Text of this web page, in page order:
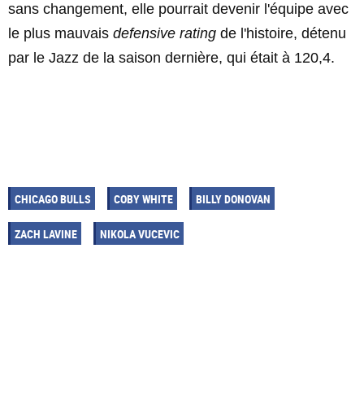
sans changement, elle pourrait devenir l'équipe avec
le plus mauvais defensive rating de l'histoire, détenu
par le Jazz de la saison dernière, qui était à 120,4.
CHICAGO BULLS COBY WHITE BILLY DONOVAN
ZACH LAVINE NIKOLA VUCEVIC